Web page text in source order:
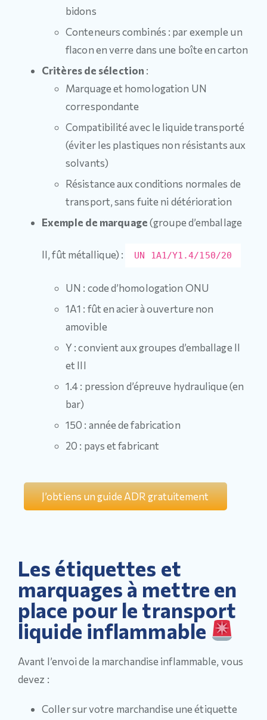
bidons
Conteneurs combinés : par exemple un
flacon en verre dans une boîte en carton
Critères de sélection :
Marquage et homologation UN
correspondante
Compatibilité avec le liquide transporté
(éviter les plastiques non résistants aux
solvants)
Résistance aux conditions normales de
transport, sans fuite ni détérioration
Exemple de marquage(groupe d’emballage
II, fût métallique) : UN 1A1/Y1.4/150/20
UN : code d’homologation ONU
1A1 : fût en acier à ouverture non
amovible
Y : convient aux groupes d’emballage II
et III
1.4 : pression d’épreuve hydraulique (en
bar)
150 : année de fabrication
20 : pays et fabricant
J’obtiens un guide ADR gratuitement
Les étiquettes et
marquages à mettre en
place pour le transport
liquide inflammable
Avant l’envoi de la marchandise inflammable, vous
devez :
Coller sur votre marchandise une étiquette